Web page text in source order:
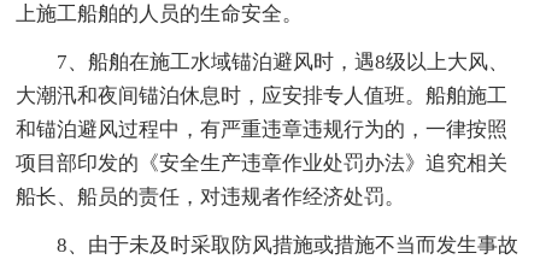
上施工船舶的人员的生命安全。
7、船舶在施工水域锚泊避风时，遇8级以上大风、
大潮汛和夜间锚泊休息时，应安排专人值班。船舶施工
和锚泊避风过程中，有严重违章违规行为的，一律按照
项目部印发的《安全生产违章作业处罚办法》追究相关
船长、船员的责任，对违规者作经济处罚。
8、由于未及时采取防风措施或措施不当而发生事故